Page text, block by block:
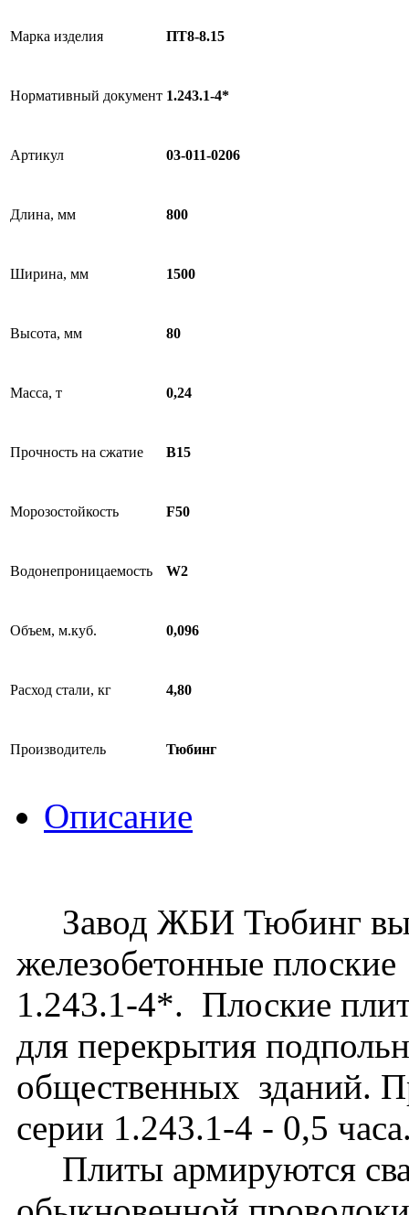
Марка изделия ПТ8-8.15
Нормативный документ 1.243.1-4*
Артикул 03-011-0206
Длина, мм 800
Ширина, мм 1500
Высота, мм 80
Масса, т 0,24
Прочность на сжатие B15
Морозостойкость F50
Водонепроницаемость W2
Объем, м.куб. 0,096
Расход стали, кг 4,80
Производитель Тюбинг
Описание
Завод ЖБИ Тюбинг
железобетонные
1.243.1-4*. Плоские
для перекрытия
общественных зданий.
серии 1.243.1-4 - 0,5
Плиты армируются